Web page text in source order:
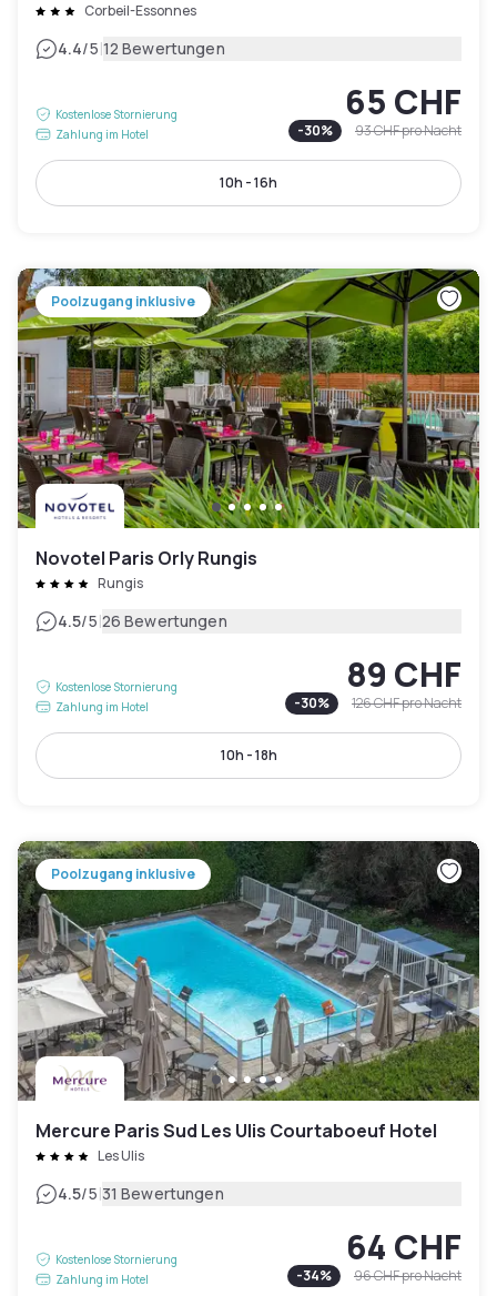
Corbeil-Essonnes
4.4/5|12 Bewertungen
Kostenlose Stornierung
Zahlung im Hotel
65 CHF
-30% 93 CHFpro Nacht
10h - 16h
Poolzugang inklusive
Novotel Paris Orly Rungis
Rungis
4.5/5|26 Bewertungen
Kostenlose Stornierung
Zahlung im Hotel
89 CHF
-30% 126 CHFpro Nacht
10h - 18h
Poolzugang inklusive
Mercure Paris Sud Les Ulis Courtaboeuf Hotel
Les Ulis
4.5/5|31 Bewertungen
Kostenlose Stornierung
Zahlung im Hotel
64 CHF
-34% 96 CHFpro Nacht